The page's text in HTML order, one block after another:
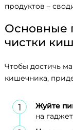
продуктов –
Основные
чистки
Чтобы достичь
кишечника,
Жуйте
на